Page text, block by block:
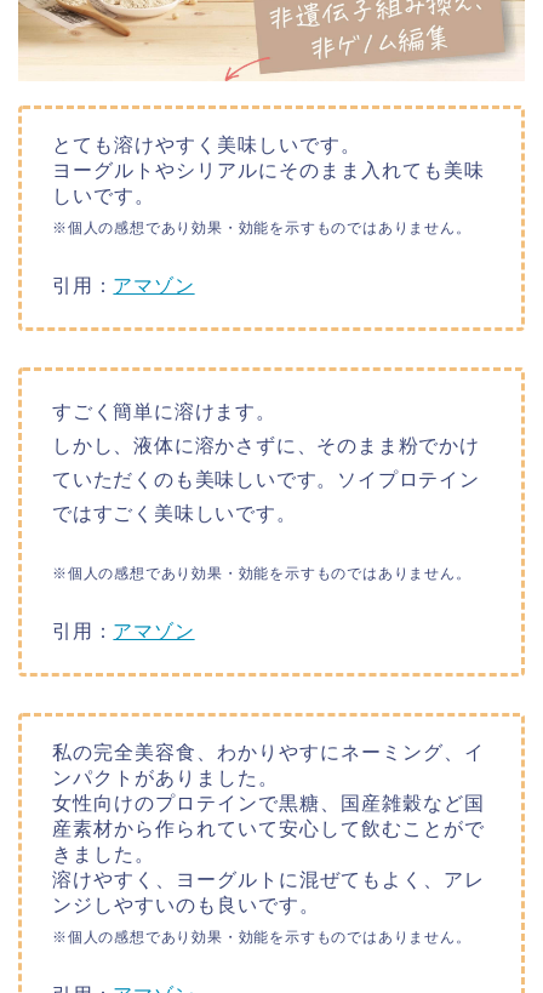
とても溶けやすく美味しいです。
ヨーグルトやシリアルにそのまま入れても美味
しいです。
※個人の感想であり効果・効能を示すものではありません。
引用： アマゾン
すごく簡単に溶けます。
しかし、液体に溶かさずに、そのまま粉でかけ
ていただくのも美味しいです。ソイプロテイン
ではすごく美味しいです。
※個人の感想であり効果・効能を示すものではありません。
引用： アマゾン
私の完全美容食、わかりやすにネーミング、イ
ンパクトがありました。
女性向けのプロテインで黒糖、国産雑穀など国
産素材から作られていて安心して飲むことがで
きました。
溶けやすく、ヨーグルトに混ぜてもよく、アレ
ンジしやすいのも良いです。
※個人の感想であり効果・効能を示すものではありません。